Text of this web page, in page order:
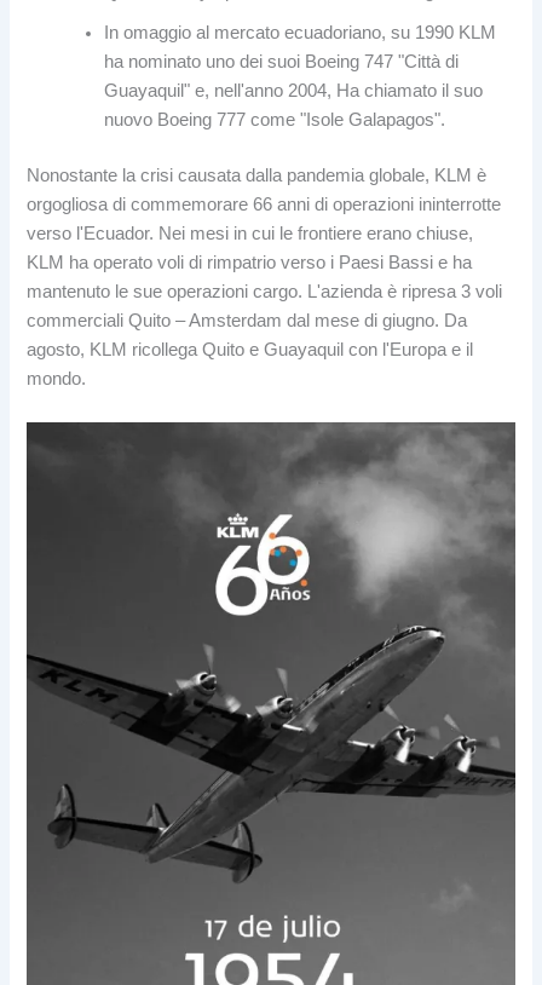
In omaggio al mercato ecuadoriano, su 1990 KLM
ha nominato uno dei suoi Boeing 747 "Città di
Guayaquil" e, nell'anno 2004, Ha chiamato il suo
nuovo Boeing 777 come "Isole Galapagos".
Nonostante la crisi causata dalla pandemia globale, KLM è
orgogliosa di commemorare 66 anni di operazioni ininterrotte
verso l'Ecuador. Nei mesi in cui le frontiere erano chiuse,
KLM ha operato voli di rimpatrio verso i Paesi Bassi e ha
mantenuto le sue operazioni cargo. L'azienda è ripresa 3 voli
commerciali Quito – Amsterdam dal mese di giugno. Da
agosto, KLM ricollega Quito e Guayaquil con l'Europa e il
mondo.